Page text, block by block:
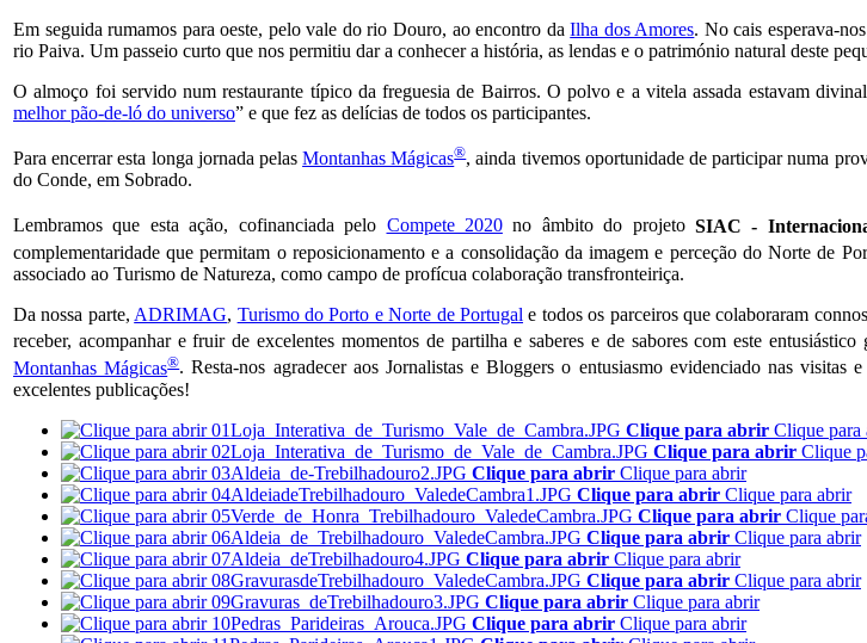
Em seguida rumamos para oeste, pelo vale do rio Douro, ao encontro daIlha dos Amores. No cais esperava-
rio Paiva. Um passeio curto que nos permitiu dar a conhecer a história, as lendas e o património natural deste
O almoço foi servido num restaurante típico da freguesia de Bairros. O polvo e a vitela assada estavam
melhor pão-de-ló do universo” e que fez as delícias de todos os participantes.
Para encerrar esta longa jornada pelasMontanhas Mágicas®, ainda tivemos oportunidade de participar numa
do Conde, em Sobrado.
Lembramos que esta ação, cofinanciada pelo Compete 2020no âmbito do projetoSIAC -
complementaridade que permitam o reposicionamento e a consolidação da imagem e perceção do Norte de
associado ao Turismo de Natureza, como campo de profícua colaboração transfronteiriça.
Da nossa parte, ADRIMAG, Turismo do Porto e Norte de Portugal e todos os parceiros que colaboraram
receber, acompanhar e fruir de excelentes momentos de partilha e saberes e de sabores com este
Montanhas Mágicas®. Resta-nos agradecer aos Jornalistas e Bloggers o entusiasmo evidenciado nas
excelentes publicações!
Clique para abrir Clique para
Clique para abrir Clique
Clique para abrir Clique para abrir
Clique para abrir Clique para abrir
Clique para abrir Clique
Clique para abrir Clique para abrir
Clique para abrir Clique para abrir
Clique para abrir Clique para abrir
Clique para abrir Clique para abrir
Clique para abrir Clique para abrir